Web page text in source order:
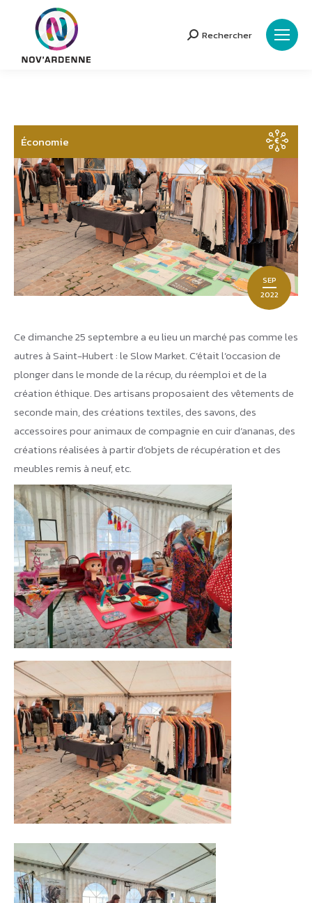
Search:
Rechercher
SEP
2022
Économie
Ce dimanche 25 septembre a eu lieu un marché pas comme les
autres à Saint-Hubert : le Slow Market. C’était l’occasion de
plonger dans le monde de la récup, du réemploi et de la
création éthique. Des artisans proposaient des vêtements de
seconde main, des créations textiles, des savons, des
accessoires pour animaux de compagnie en cuir d’ananas, des
créations réalisées à partir d’objets de récupération et des
meubles remis à neuf, etc.